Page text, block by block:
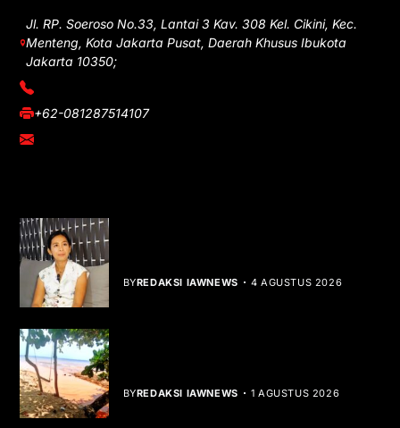
Jl. RP. Soeroso No.33, Lantai 3 Kav. 308 Kel. Cikini, Kec.
Menteng, Kota Jakarta Pusat, Daerah Khusus Ibukota
Jakarta 10350;
(021) 3908026
+62-081287514107
adm@iawnews.com
BYREDAKSI IAWNEWS 4 AGUSTUS 2026
BYREDAKSI IAWNEWS 1 AGUSTUS 2026